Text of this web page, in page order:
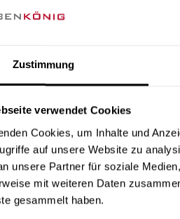
Zustimmung
verwendet Cookies
Cookies, um Inhalte und
auf unsere Website zu
unsere Partner für soziale
mit weiteren Daten
gesammelt haben.
Artikeldetails
Sehr gute Deckkraft,
Hohe Oberflächenhärte
Guter Verlauf, glatte
Polierfähig,
Wetterfest, lichtecht, UV-
Kratz-, stoß- und
Uni- sowie Metallic-Lacke
Verbrauch
Die Reichweite beträgt laut